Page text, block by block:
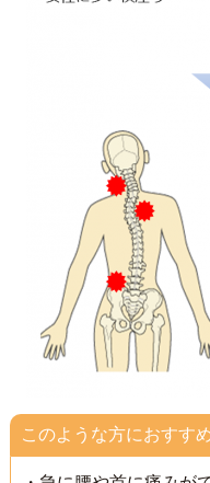
このような方におすす